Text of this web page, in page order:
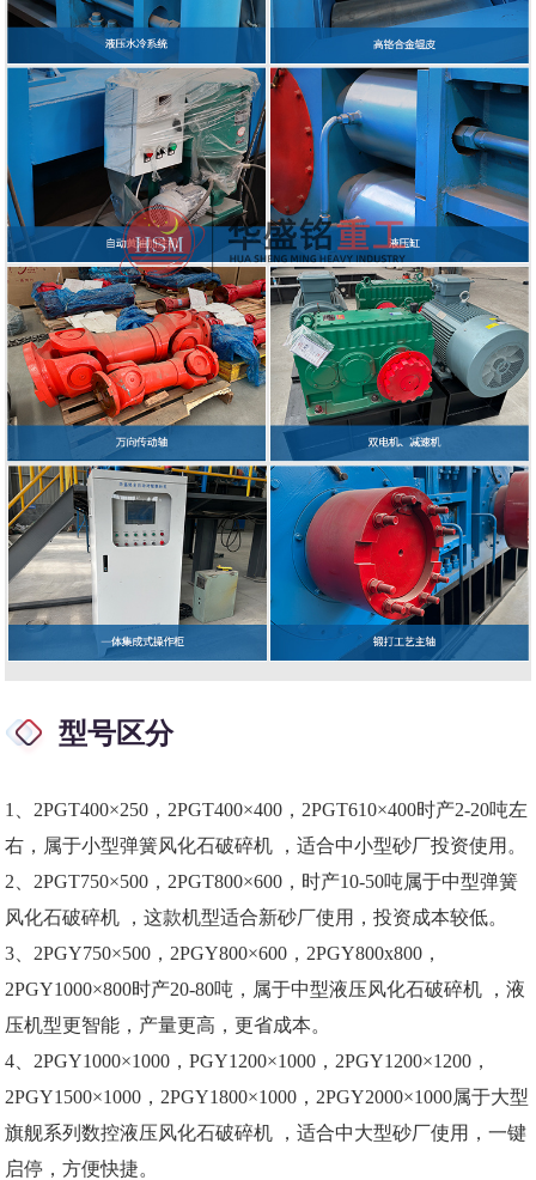
型号区分
1、2PGT400×250，2PGT400×400，2PGT610×400时产2-20吨左
右，属于小型弹簧风化石破碎机 ，适合中小型砂厂投资使用。
2、2PGT750×500，2PGT800×600，时产10-50吨属于中型弹簧
风化石破碎机 ，这款机型适合新砂厂使用，投资成本较低。
3、2PGY750×500，2PGY800×600，2PGY800x800，
2PGY1000×800时产20-80吨，属于中型液压风化石破碎机 ，液
压机型更智能，产量更高，更省成本。
4、2PGY1000×1000，PGY1200×1000，2PGY1200×1200，
2PGY1500×1000，2PGY1800×1000，2PGY2000×1000属于大型
旗舰系列数控液压风化石破碎机 ，适合中大型砂厂使用，一键
启停，方便快捷。